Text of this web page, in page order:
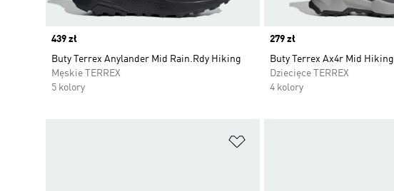
Price
439 zł
Buty Terrex Anylander Mid Rain.Rdy Hiking
Męskie TERREX
5 kolory
Price
279 zł
Buty Terrex Ax4r Mid Hiking
Dziecięce TERREX
4 kolory